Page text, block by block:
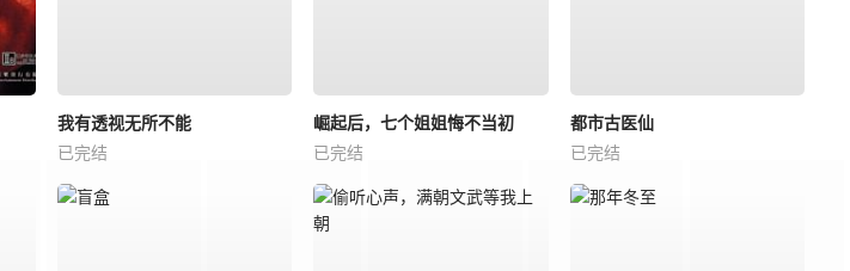
我有透视无所不能
已完结
崛起后，七个姐姐悔不当初
已完结
都市古医仙
已完结